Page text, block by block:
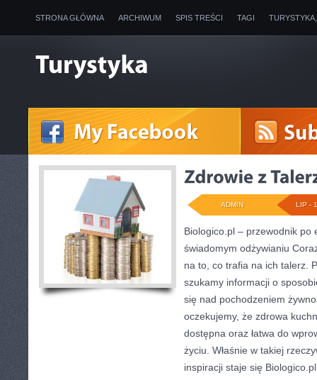
STRONA GŁÓWNA ARCHIWUM SPIS TREŚCI TAGI
LIP -
ADMIN
Biologico.pl – przewodnik po
świadomym odżywianiu
na to, co trafia na ich talerz.
szukamy informacji o
się nad pochodzeniem
oczekujemy, że zdrowa
dostępna oraz łatwa do
życiu. Właśnie w takiej
inspiracji staje się